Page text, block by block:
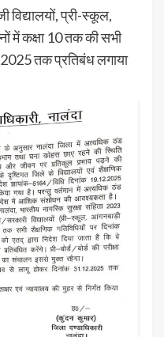
विद्यालयों, प्री-स्कूल,
में कक्षा 10 तक की सभी
2025 तक प्रतिबंध लगाया